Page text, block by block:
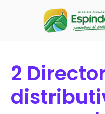
2